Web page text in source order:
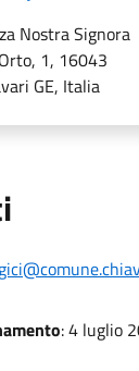
Nostra Signora
1, 16043
GE, Italia
: 4 luglio